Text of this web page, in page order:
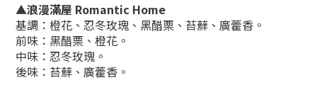
▲浪漫滿屋 Romantic Home
基調：橙花、忍冬玫瑰、黑醋栗、苔蘚、廣藿香。
前味：黑醋栗、橙花。
中味：忍冬玫瑰。
後味：苔蘚、廣藿香。